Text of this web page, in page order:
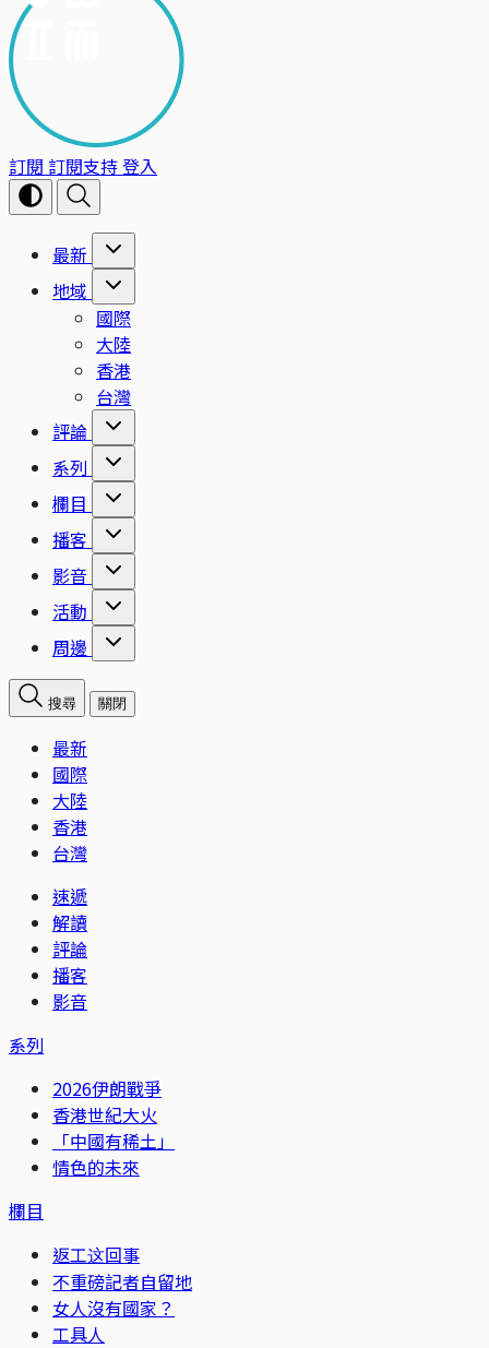
訂閱 訂閱支持登入
最新
地域
國際
大陸
香港
台灣
評論
系列
欄目
播客
影音
活動
周邊
搜尋 關閉
最新
國際
大陸
香港
台灣
速遞
解讀
評論
播客
影音
系列
2026伊朗戰爭
香港世紀大火
「中國有稀土」
情色的未來
欄目
返工这回事
不重磅記者自留地
女人沒有國家？
工具人